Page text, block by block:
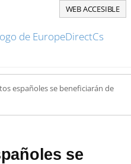
WEB ACCESIBLE
españoles se beneficiarán de
se